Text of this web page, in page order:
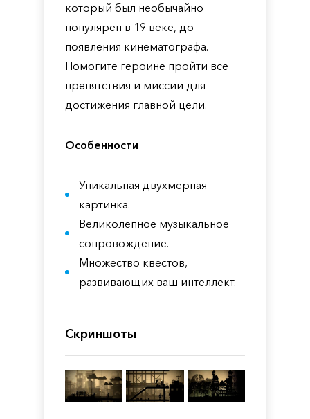
который был необычайно
популярен в 19 веке, до
появления кинематографа.
Помогите героине пройти все
препятствия и миссии для
достижения главной цели.
Особенности
Уникальная двухмерная
картинка.
Великолепное музыкальное
сопровождение.
Множество квестов,
развивающих ваш интеллект.
Скриншоты